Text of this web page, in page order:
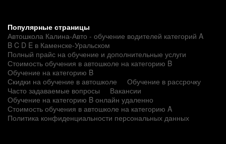
Популярные страницы
Автошкола Калина-Авто - обучение водителей категорий A
B C D E в Каменске-Уральском
Полный прайс на обучение и дополнительные услуги
Стоимость обучения в автошколе на категорию B
Обучение на категорию B
Скидки на обучение в автошколе
Обучение в рассрочку
Часто задаваемые вопросы
Вакансии
Обучение на категорию B онлайн удаленно
Стоимость обучения в автошколе на категорию A
Политика конфиденциальности персональных данных